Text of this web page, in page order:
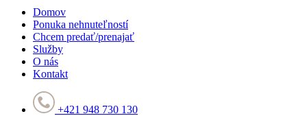
Domov
Ponuka nehnuteľností
Chcem predať/prenajať
Služby
O nás
Kontakt
+421 948 730 130